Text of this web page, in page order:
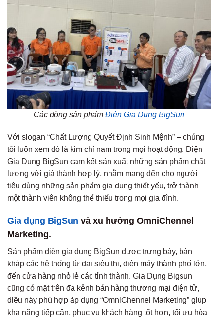
Các dòng sản phẩm Điện Gia Dụng BigSun
Với slogan “Chất Lượng Quyết Định Sinh Mệnh” – chúng
tôi luôn xem đó là kim chỉ nam trong mọi hoạt động. Điện
Gia Dụng BigSun cam kết sản xuất những sản phẩm chất
lượng với giá thành hợp lý, nhằm mang đến cho người
tiêu dùng những sản phẩm gia dụng thiết yếu, trở thành
một thành viên không thể thiếu trong mọi gia đình.
Gia dụng BigSun và xu hướng OmniChennel
Marketing.
Sản phẩm điện gia dụng BigSun được trưng bày, bán
khắp các hệ thống từ đại siêu thị, điện máy thành phố lớn,
đến cửa hàng nhỏ lẻ các tỉnh thành. Gia Dụng Bigsun
cũng có mặt trên đa kênh bán hàng thương mại điện tử,
điều này phù hợp áp dụng “OmniChennel Marketing” giúp
khả năng tiếp cận, phục vụ khách hàng tốt hơn, tối ưu hóa